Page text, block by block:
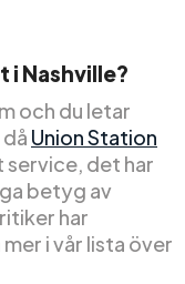
Nashville?
och du letar
Union Station
det har
betyg av
har
i vår lista över